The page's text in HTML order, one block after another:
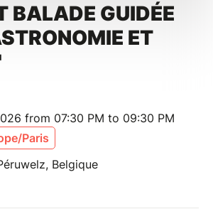
BALADE GUIDÉE
ET
from 07:30 PM to 09:30 PM
Paris
Belgique